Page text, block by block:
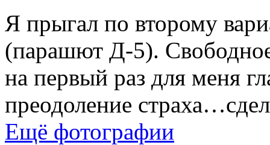
Я прыгал по второму
(парашют Д-5).
на первый раз для меня
преодоление
Ещё фотографии